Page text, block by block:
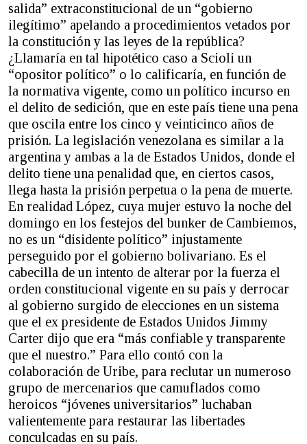
salida” extraconstitucional de un “gobierno
ilegítimo” apelando a procedimientos vetados por
la constitución y las leyes de la república?
¿Llamaría en tal hipotético caso a Scioli un
“opositor político” o lo calificaría, en función de
la normativa vigente, como un político incurso en
el delito de sedición, que en este país tiene una pena
que oscila entre los cinco y veinticinco años de
prisión. La legislación venezolana es similar a la
argentina y ambas a la de Estados Unidos, donde el
delito tiene una penalidad que, en ciertos casos,
llega hasta la prisión perpetua o la pena de muerte.
En realidad López, cuya mujer estuvo la noche del
domingo en los festejos del bunker de Cambiemos,
no es un “disidente político” injustamente
perseguido por el gobierno bolivariano. Es el
cabecilla de un intento de alterar por la fuerza el
orden constitucional vigente en su país y derrocar
al gobierno surgido de elecciones en un sistema
que el ex presidente de Estados Unidos Jimmy
Carter dijo que era “más confiable y transparente
que el nuestro.” Para ello contó con la
colaboración de Uribe, para reclutar un numeroso
grupo de mercenarios que camuflados como
heroicos “jóvenes universitarios” luchaban
valientemente para restaurar las libertades
conculcadas en su país.